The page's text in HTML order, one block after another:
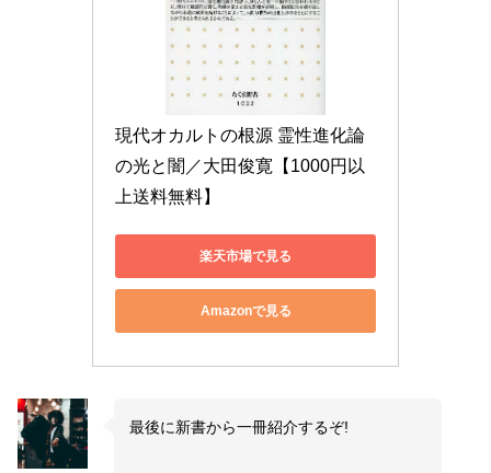
現代オカルトの根源 霊性進化論
の光と闇／大田俊寛【1000円以
上送料無料】
楽天市場で見る
Amazonで見る
最後に新書から一冊紹介するぞ!